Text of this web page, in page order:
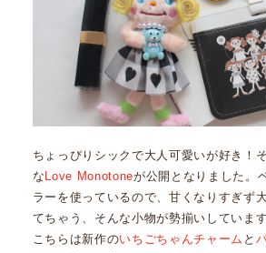
ちょっぴりシックで大人可愛いが好き！
な Love Monotoneが公開となりました。
ラーを使っているので、甘くなりすぎず
てちゃう、そんな小物が勢揃いしています
こちらは新作のいちごちゃんチャーム と